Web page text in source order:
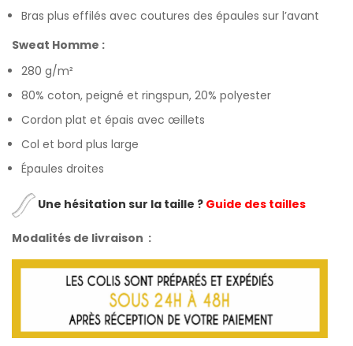
Bras plus effilés avec coutures des épaules sur l’avant
Sweat Homme :
280 g/m²
80% coton, peigné et ringspun, 20% polyester
Cordon plat et épais avec œillets
Col et bord plus large
Épaules droites
Une hésitation sur la taille ? Guide des tailles
Modalités de livraison :